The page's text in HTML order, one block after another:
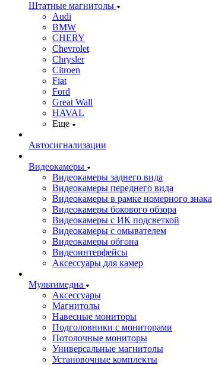
Штатные магнитолы
Audi
BMW
CHERY
Chevrolet
Chrysler
Citroen
Fiat
Ford
Great Wall
HAVAL
Еще
Автосигнализации
Видеокамеры
Видеокамеры заднего вида
Видеокамеры переднего вида
Видеокамеры в рамке номерного знака
Видеокамеры бокового обзора
Видеокамеры с ИК подсветкой
Видеокамеры с омывателем
Видеокамеры обгона
Видеоинтерфейсы
Аксессуары для камер
Мультимедиа
Аксессуары
Магнитолы
Навесные мониторы
Подголовники с мониторами
Потолочные мониторы
Универсальные магнитолы
Установочные комплекты